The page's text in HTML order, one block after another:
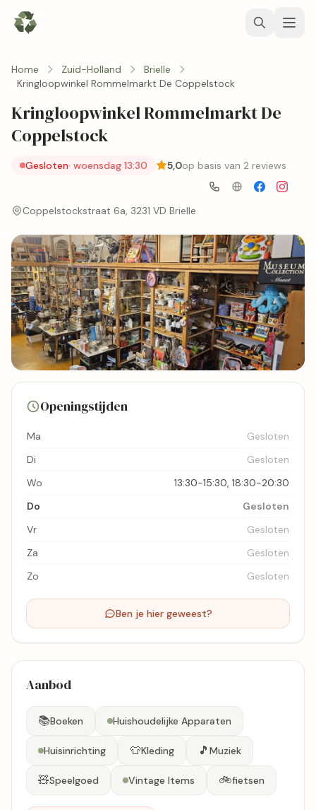
Home Zuid-Holland
Brielle
Kringloopwinkel Rommelmarkt De Coppelstock
Kringloopwinkel Rommelmarkt De
Coppelstock
Gesloten· woensdag 13:30 5,0op basis van 2 reviews
Coppelstockstraat 6a, 3231 VD Brielle
Bekijk kaart
Openingstijden
Ma
Gesloten
Di
Gesloten
Wo
13:30-15:30, 18:30-20:30
Do
Gesloten
Vr
Gesloten
Za
Gesloten
Zo
Gesloten
Ben je hier geweest?
Aanbod
📚Boeken Huishoudelijke Apparaten
Huisinrichting 👕Kleding 🎵 Muziek
🧸Speelgoed Vintage Items 🚲fietsen